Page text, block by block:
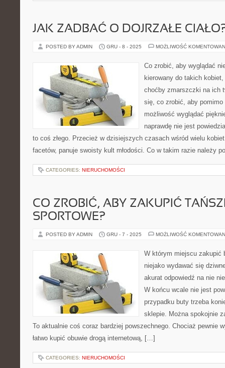
JAK ZADBAĆ O DOJRZAŁE
POSTED BY ADMIN GRU - 8 - 2025 MOŻLIWOŚĆ
Co zrobić, aby wyglądać
kierowany do takich
choćby zmarszczki na ich
się, co zrobić, aby pomimo
możliwość wyglądać
naprawdę nie jest
to coś złego. Przecież w dzisiejszych czasach wśród wielu
facetów, panuje swoisty kult młodości. Co w takim razie należy
CATEGORIES: NIERUCHOMOŚCI
CO ZROBIĆ, ABY ZAKUPIĆ
SPORTOWE?
POSTED BY ADMIN GRU - 7 - 2025 MOŻLIWOŚĆ
W którym miejscu zakupić
niejako wydawać się
akurat odpowiedź na nie
W końcu wcale nie jest
przypadku buty trzeba
sklepie. Można spokojnie
To aktualnie coś coraz bardziej powszechnego. Chociaż pewnie
łatwo kupić obuwie drogą internetową, […]
CATEGORIES: NIERUCHOMOŚCI